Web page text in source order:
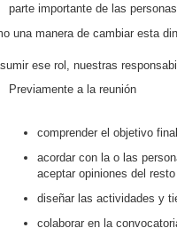
parte importante de las
una manera de cambiar esta
ese rol, nuestras
Previamente a la reunión
comprender el objetivo final
acordar con la o las
aceptar opiniones del
diseñar las actividades y
colaborar en la